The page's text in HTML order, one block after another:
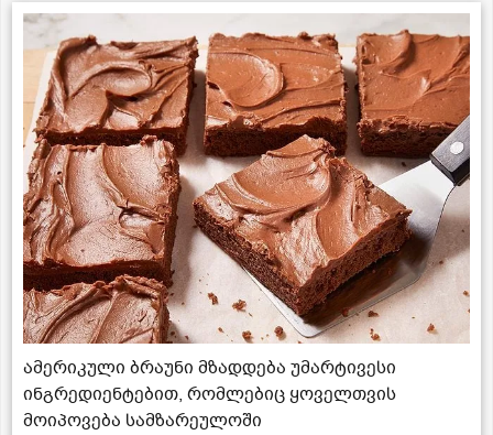
ამერიკული ბრაუნი მზადდება უმარტივესი
ინგრედიენტებით, რომლებიც ყოველთვის
მოიპოვება სამზარეულოში